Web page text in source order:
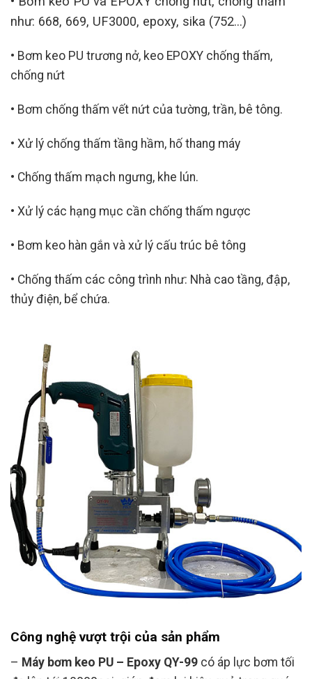
như: 668, 669, UF3000, epoxy, sika (752…)
• Bơm keo PU trương nở, keo EPOXY chống thấm,
chống nứt
• Bơm chống thấm vết nứt của tường, trần, bê tông.
• Xử lý chống thấm tầng hầm, hố thang máy
• Chống thấm mạch ngưng, khe lún.
• Xử lý các hạng mục cần chống thấm ngược
• Bơm keo hàn gắn và xử lý cấu trúc bê tông
• Chống thấm các công trình như: Nhà cao tầng, đập,
thủy điện, bể chứa.
Công nghệ vượt trội của sản phẩm
– Máy bơm keo PU – Epoxy QY-99 có áp lực bơm tối